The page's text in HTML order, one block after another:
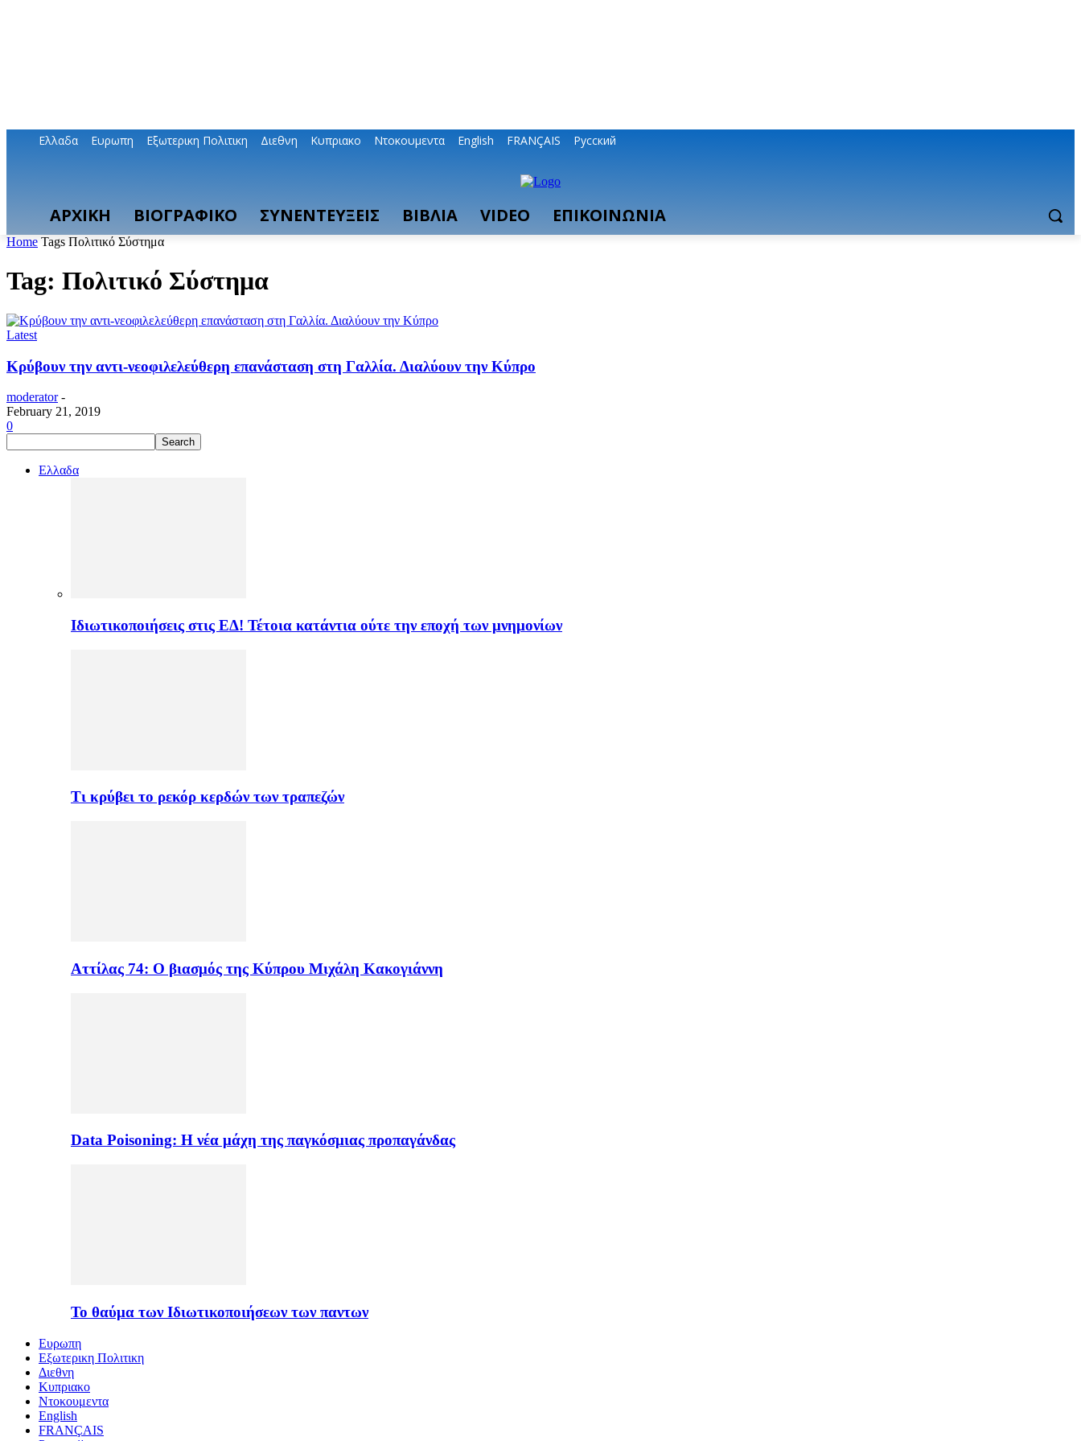
Ελλαδα Ευρωπη Εξωτερικη Πολιτικη Διεθνη Κυπριακο Ντοκουμεντα English FRANÇAIS Русский
ΑΡΧΙΚΗ ΒΙΟΓΡΑΦΙΚΟ ΣΥΝΕΝΤΕΥΞΕΙΣ ΒΙΒΛΙΑ VIDEO ΕΠΙΚΟΙΝΩΝΙΑ
Home Tags Πολιτικό Σύστημα
Tag: Πολιτικό Σύστημα
Latest
Κρύβουν την αντι-νεοφιλελεύθερη επανάσταση στη Γαλλία. Διαλύουν την Κύπρο
moderator -
February 21, 2019
0
Ελλαδα
Ιδιωτικοποιήσεις στις ΕΔ! Τέτοια κατάντια ούτε την εποχή των μνημονίων
Τι κρύβει το ρεκόρ κερδών των τραπεζών
Αττίλας 74: Ο βιασμός της Κύπρου Μιχάλη Κακογιάννη
Data Poisoning: Η νέα μάχη της παγκόσμιας προπαγάνδας
Το θαύμα των Ιδιωτικοποιήσεων των παντων
Ευρωπη
Εξωτερικη Πολιτικη
Διεθνη
Κυπριακο
Ντοκουμεντα
English
FRANÇAIS